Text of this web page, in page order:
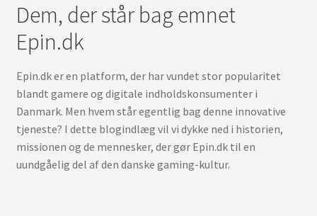
Dem, der står bag emnet
Epin.dk
Epin.dk er en platform, der har vundet stor popularitet
blandt gamere og digitale indholdskonsumenter i
Danmark. Men hvem står egentlig bag denne innovative
tjeneste? I dette blogindlæg vil vi dykke ned i historien,
missionen og de mennesker, der gør Epin.dk til en
uundgåelig del af den danske gaming-kultur.